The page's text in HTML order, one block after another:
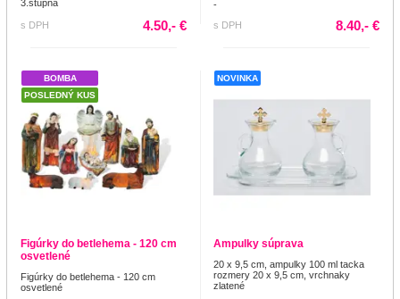
3.stupňa
s DPH 4.50,- €
-
s DPH
8.40,- €
BOMBA
POSLEDNÝ KUS
Figúrky do betlehema - 120 cm
osvetlené
Figúrky do betlehema - 120 cm
osvetlené
NOVINKA
Ampulky súprava
20 x 9,5 cm, ampulky 100 ml tacka
rozmery 20 x 9,5 cm, vrchnaky
zlatené